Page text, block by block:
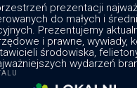
prezentacji
do małych i
Prezentujemy
i prawne, wywiady,
środowiska,
wydarzeń